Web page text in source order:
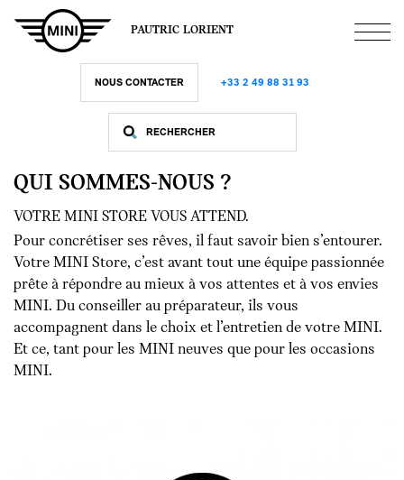
contenu
PAUTRIC LORIENT
NOUS CONTACTER +33 2 49 88 31 93
QUI SOMMES-NOUS ?
VOTRE MINI STORE VOUS ATTEND.
Pour concrétiser ses rêves, il faut savoir bien s’entourer.
Votre MINI Store, c’est avant tout une équipe passionnée
prête à répondre au mieux à vos attentes et à vos envies
MINI. Du conseiller au préparateur, ils vous
accompagnent dans le choix et l’entretien de votre MINI.
Et ce, tant pour les MINI neuves que pour les occasions
MINI.